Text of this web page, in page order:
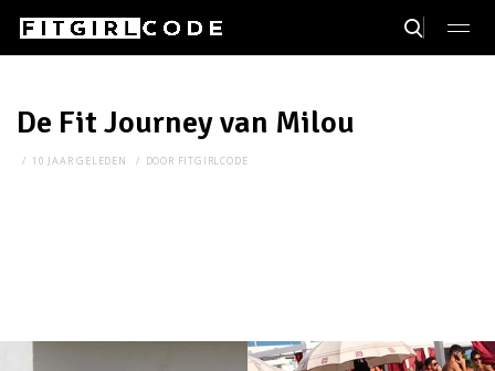
De Fit Journey van Milou
10 JAAR GELEDEN DOOR FITGIRLCODE